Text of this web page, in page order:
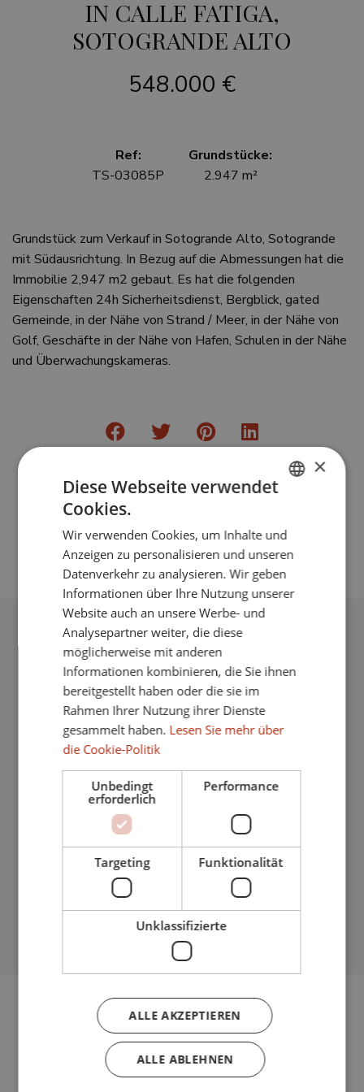
IN CALLE FATIGA,
SOTOGRANDE ALTO
548.000 €
Ref:
TS-03085P
Grundstücke:
2.947 m²
Grundstück zum Verkauf in Sotogrande Alto, Sotogrande
mit Südausrichtung. In Bezug auf die Abmessungen hat die
Immobilie 2,947 m2 gebaut. Es hat die folgenden
Eigenschaften 24h Sicherheitsdienst, Bergblick, gated
Gemeinde, in der Nähe von Strand / Meer, in der Nähe von
Golf, Geschäfte in der Nähe von Hafen, Schulen in der Nähe
und Überwachungskameras.
Mehr bilder anzeigen
epc
Zurück
ZUSÄTZLICHE MERKMALE
Nähe Einkaufsmöglichkeiten
Hafennähe
Nähe Schulen
Überwachungskameras
Geschlossene Wohnanlage
24Std Sicherheitsdienst
Meer/Strandnähe
SPANISH
GERMAN
×
Diese Webseite verwendet
Cookies.
Wir verwenden Cookies, um Inhalte und
Anzeigen zu personalisieren und unseren
Datenverkehr zu analysieren. Wir geben
Informationen über Ihre Nutzung unserer
Website auch an unsere Werbe- und
Analysepartner weiter, die diese
möglicherweise mit anderen
Informationen kombinieren, die Sie ihnen
bereitgestellt haben oder die sie im
Rahmen Ihrer Nutzung ihrer Dienste
gesammelt haben. Lesen Sie mehr über
die Cookie-Politik
Unbedingt
erforderlich
Performance
Targeting Funktionalität
Unklassifizierte
ALLE AKZEPTIEREN
ALLE ABLEHNEN